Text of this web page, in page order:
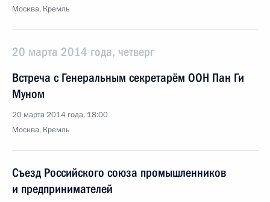
Москва, Кремль
20 марта 2014 года, четверг
Встреча с Генеральным секретарём ООН Пан Ги
Муном
20 марта 2014 года, 18:00
Москва, Кремль
Съезд Российского союза промышленников
и предпринимателей